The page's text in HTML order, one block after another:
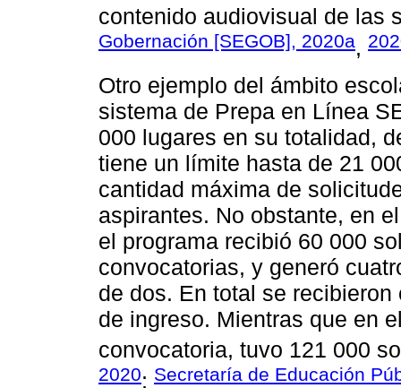
contenido audiovisual de las
Gobernación [SEGOB], 2020a,
Otro ejemplo del ámbito
sistema de Prepa en Línea
000 lugares en su totalidad,
tiene un límite hasta de 21
cantidad máxima de
aspirantes. No obstante, en
el programa recibió 60 000
convocatorias, y generó
de dos. En total se
de ingreso. Mientras que en
convocatoria, tuvo 121 000
2020; Secretaría de Educación